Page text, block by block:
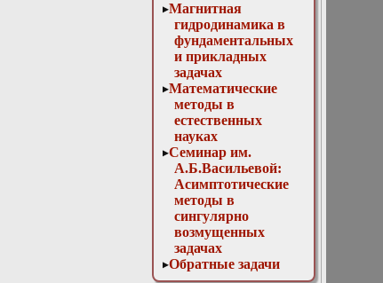
«Математическое
моделирование
нелокальных
физических
процессов в
средах с
фрактальной
структурой»
1 марта 2017.
Доклад. Р. Л.
Евельсон:
«Квазиволновой
метод (КВМ)»
1 ноября 2017 г.
Доклад. М. Д.
Малых:
«Численно-
Магнитная
гидродинамика в
фундаментальных
и прикладных
задачах
Математические
методы в
естественных
науках
Семинар им.
А.Б.Васильевой:
Асимптотические
методы в
сингулярно
возмущенных
задачах
Обратные задачи
математической